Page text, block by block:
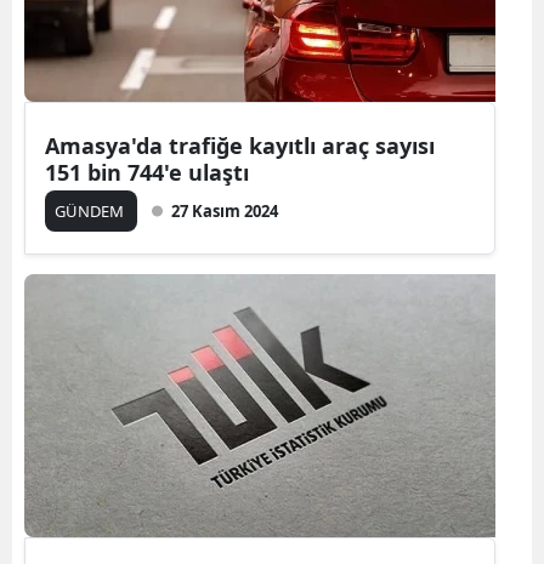
Amasya'da trafiğe kayıtlı araç sayısı
151 bin 744'e ulaştı
GÜNDEM 27 Kasım 2024